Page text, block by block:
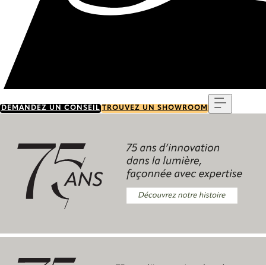
DEMANDEZ UN CONSEIL TROUVEZ UN SHOWROOM